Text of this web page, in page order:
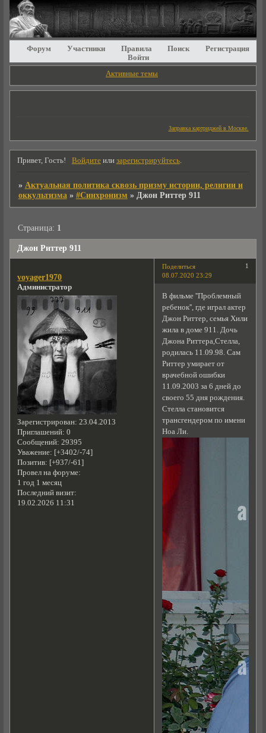
Форум Участники Правила Поиск
Регистрация
Войти
Активные темы
Заправка картриджей в Москве.
Привет, Гость! Войдитеили зарегистрируйтесь.
» Актуальная политика сквозь призму истории, религии и
оккультизма » #Синхронизм » Джон Риттер 911
Джон Риттер 911
Страница: 1
Поделиться
1
08.07.2020 23:29
voyager1970
Администратор
Зарегистрирован: 23.04.2013
Приглашений: 0
Сообщений: 29395
Уважение: [+3402/-74]
Позитив: [+937/-61]
Провел на форуме:
1 год 1 месяц
Последний визит:
19.02.2026 11:31
В фильме ''Проблемный
ребенок'', где играл актер
Джон Риттер, семья Хили
жила в доме 911. Дочь
Джона Риттера,Стелла,
родилась 11.09.98. Сам
Риттер умирает от
врачебной ошибки
11.09.2003 за 6 дней до
своего 55 дня рождения.
Стелла становится
трансгендером по имени
Ноа Ли.